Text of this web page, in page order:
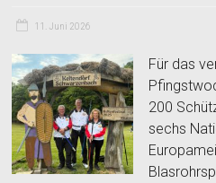
11. Juni 2026
Für das
200
sechs